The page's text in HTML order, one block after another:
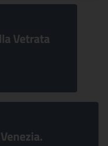
Vetrata